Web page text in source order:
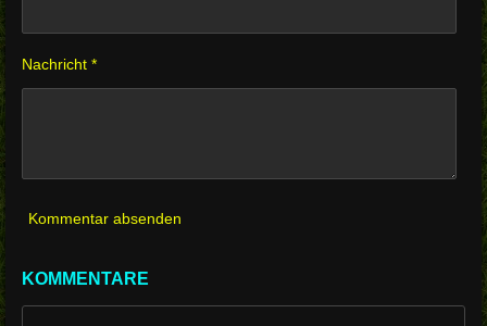
Nachricht *
Kommentar absenden
KOMMENTARE